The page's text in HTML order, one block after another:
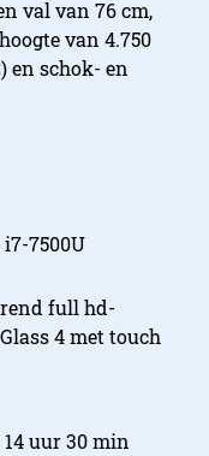
val van 76 cm,
van 4.750
en schok- en
7500U
full hd-
4 met touch
uur 30 min